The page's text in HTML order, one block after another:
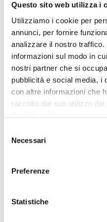
Questo sito web utilizza i
Utilizziamo i cookie per
annunci, per fornire
analizzare il nostro traffico.
informazioni sul modo in
nostri partner che si
pubblicità e social media, i
con altre informazioni che
raccolto dal suo utilizzo
delNecessari
Preferenze
Statistiche
giunta ritira quanto
ai criteri sugli accorpamenti.
confronti territoriali che
queste decisioni.
La Conferenza Zonale della
comunicazione dell’Unione
propone la fusione del
il Comprensivo Buonarroti di
accertamenti istruttori della
l’ipotesi fusione con Marina
diverso rispetto al Buonarroti.
Rispetto al Tifoni di
espressa per il